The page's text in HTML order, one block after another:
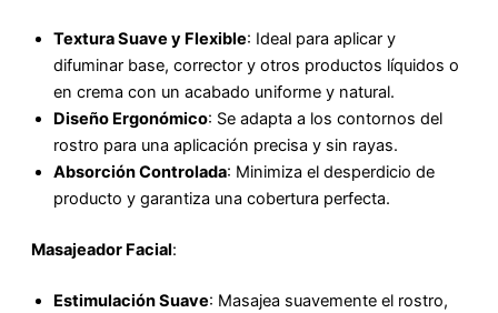
Textura Suave y Flexible: Ideal para aplicar y
difuminar base, corrector y otros productos líquidos o
en crema con un acabado uniforme y natural.
Diseño Ergonómico: Se adapta a los contornos del
rostro para una aplicación precisa y sin rayas.
Absorción Controlada: Minimiza el desperdicio de
producto y garantiza una cobertura perfecta.
Masajeador Facial:
Estimulación Suave: Masajea suavemente el rostro,